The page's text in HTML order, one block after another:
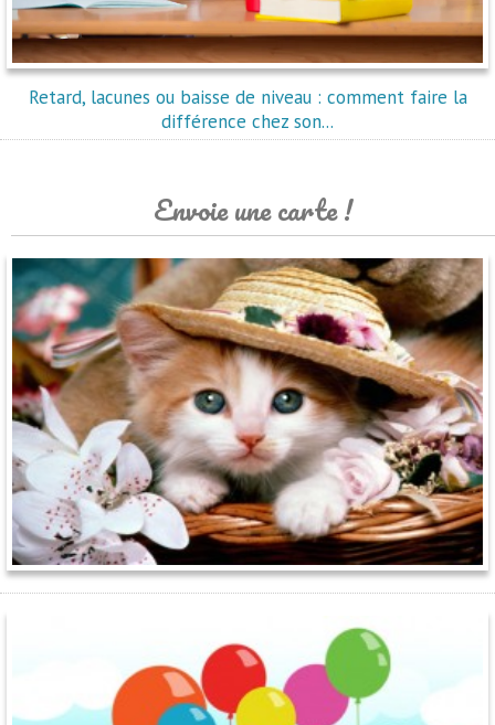
Retard, lacunes ou baisse de niveau : comment faire la
différence chez son...
Envoie une carte !